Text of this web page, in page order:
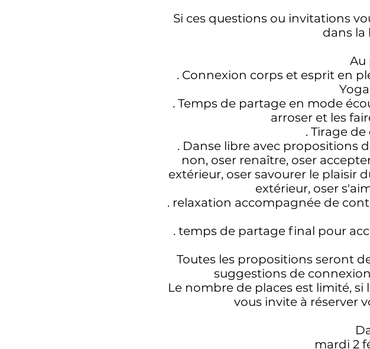
Si ces questions ou invitations
dans la
Au
. Connexion corps et esprit en
. Temps de partage en mode
arroser et les
. Tirage
. Danse libre avec propositions
non, oser renaître, oser
extérieur, oser savourer le plaisir
extérieur, oser
. relaxation accompagnée de
. temps de partage final pour
Toutes les propositions seront
suggestions de
Le nombre de places est limité,
vous invite à réserver
mardi 2